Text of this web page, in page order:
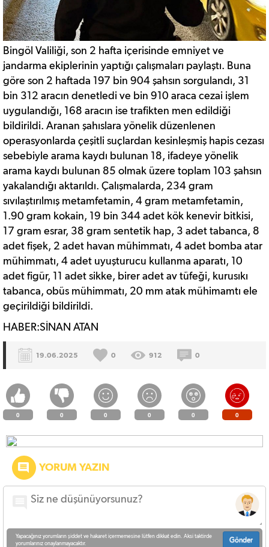
Bingöl Valiliği, son 2 hafta içerisinde emniyet ve
jandarma ekiplerinin yaptığı çalışmaları paylaştı. Buna
göre son 2 haftada 197 bin 904 şahsın sorgulandı, 31
bin 312 aracın denetledi ve bin 910 araca cezai işlem
uygulandığı, 168 aracın ise trafikten men edildiği
bildirildi. Aranan şahıslara yönelik düzenlenen
operasyonlarda çeşitli suçlardan kesinleşmiş hapis cezası
sebebiyle arama kaydı bulunan 18, ifadeye yönelik
arama kaydı bulunan 85 olmak üzere toplam 103 şahsın
yakalandığı aktarıldı. Çalışmalarda, 234 gram
sıvılaştırılmış metamfetamin, 4 gram metamfetamin,
1.90 gram kokain, 19 bin 344 adet kök kenevir bitkisi,
17 gram esrar, 38 gram sentetik hap, 3 adet tabanca, 8
adet fişek, 2 adet havan mühimmatı, 4 adet bomba atar
mühimmatı, 4 adet uyuşturucu kullanma aparatı, 10
adet figür, 11 adet sikke, birer adet av tüfeği, kurusıkı
tabanca, obüs mühimmatı, 20 mm atak mühimamtı ele
geçirildiği bildirildi.
HABER:SİNAN ATAN
19.06.2025 0 912 0
0 0 0 0 0 0
YORUM YAZIN
Yapacağınız yorumların şiddet ve hakaret içermemesine lütfen dikkat edin. Aksi taktirde
yorumlarınız onaylanmayacaktır.
Gönder